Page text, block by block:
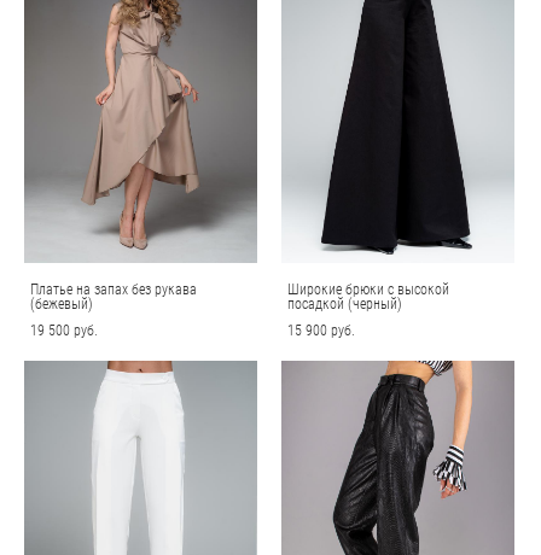
Платье на запах без рукава
(бежевый)
19 500 pуб.
Широкие брюки с высокой
посадкой (черный)
15 900 pуб.